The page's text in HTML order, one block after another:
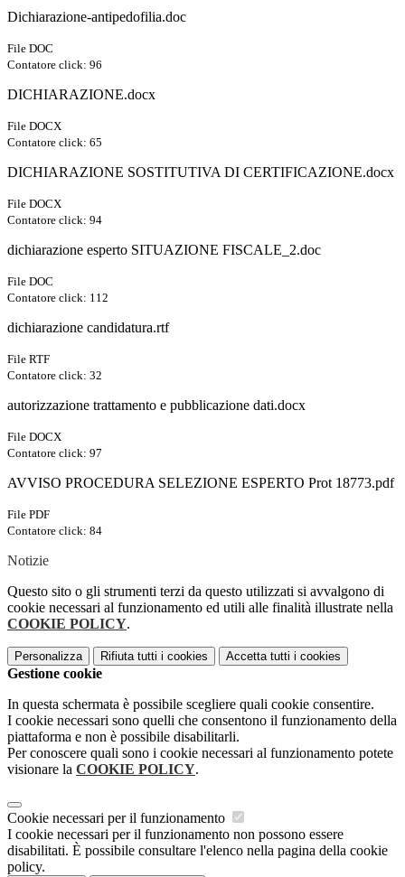
Dichiarazione-antipedofilia.doc
File DOC
Contatore click: 96
DICHIARAZIONE.docx
File DOCX
Contatore click: 65
DICHIARAZIONE SOSTITUTIVA DI CERTIFICAZIONE.docx
File DOCX
Contatore click: 94
dichiarazione esperto SITUAZIONE FISCALE_2.doc
File DOC
Contatore click: 112
dichiarazione candidatura.rtf
File RTF
Contatore click: 32
autorizzazione trattamento e pubblicazione dati.docx
File DOCX
Contatore click: 97
AVVISO PROCEDURA SELEZIONE ESPERTO Prot 18773.pdf
File PDF
Contatore click: 84
Notizie
Questo sito o gli strumenti terzi da questo utilizzati si avvalgono di
cookie necessari al funzionamento ed utili alle finalità illustrate nella
COOKIE POLICY.
Personalizza Rifiuta tutti i cookies Accetta tutti i cookies
Gestione cookie
In questa schermata è possibile scegliere quali cookie consentire.
I cookie necessari sono quelli che consentono il funzionamento della
piattaforma e non è possibile disabilitarli.
Per conoscere quali sono i cookie necessari al funzionamento potete
visionare la COOKIE POLICY.
Cookie necessari per il funzionamento
I cookie necessari per il funzionamento non possono essere
disabilitati. È possibile consultare l'elenco nella pagina della cookie
policy.